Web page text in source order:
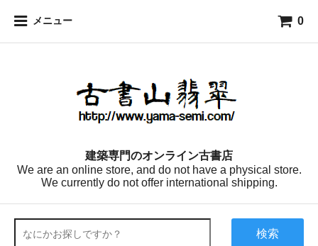
メニュー 0
建築専門のオンライン古書店
We are an online store, and do not have a physical store.
We currently do not offer international shipping.
検索